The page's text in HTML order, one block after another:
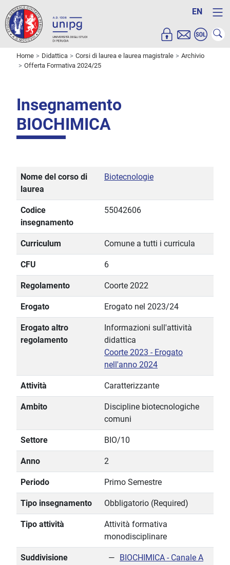
EN
Home Didattica Corsi di laurea e laurea magistrale
Archivio
Offerta Formativa 2024/25
Insegnamento
BIOCHIMICA
Nome del corso di
laurea
Biotecnologie
Codice
insegnamento
55042606
Curriculum Comune a tutti i curricula
CFU 6
Regolamento Coorte 2022
Erogato Erogato nel 2023/24
Erogato altro
regolamento
Informazioni sull'attività
didattica
Coorte 2023 - Erogato
nell'anno 2024
Attività Caratterizzante
Ambito
Discipline biotecnologiche
comuni
Settore BIO/10
Anno 2
Periodo Primo Semestre
Tipo insegnamento Obbligatorio (Required)
Tipo attività
Attività formativa
monodisciplinare
Suddivisione
BIOCHIMICA - Canale A